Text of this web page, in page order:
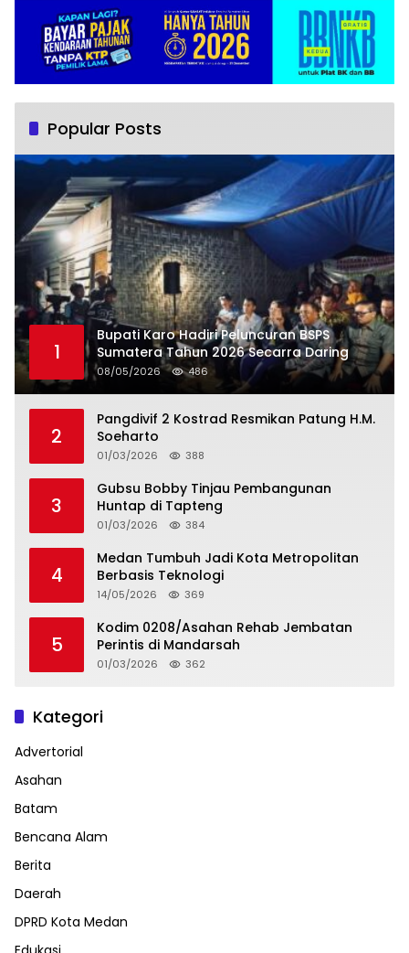
Popular Posts
1
Bupati Karo Hadiri Peluncuran BSPS
Sumatera Tahun 2026 Secarra Daring
08/05/2026 486
2
Pangdivif 2 Kostrad Resmikan Patung H.M.
Soeharto
01/03/2026 388
3
Gubsu Bobby Tinjau Pembangunan
Huntap di Tapteng
01/03/2026 384
4
Medan Tumbuh Jadi Kota Metropolitan
Berbasis Teknologi
14/05/2026 369
5
Kodim 0208/Asahan Rehab Jembatan
Perintis di Mandarsah
01/03/2026 362
Kategori
Advertorial
Asahan
Batam
Bencana Alam
Berita
Daerah
DPRD Kota Medan